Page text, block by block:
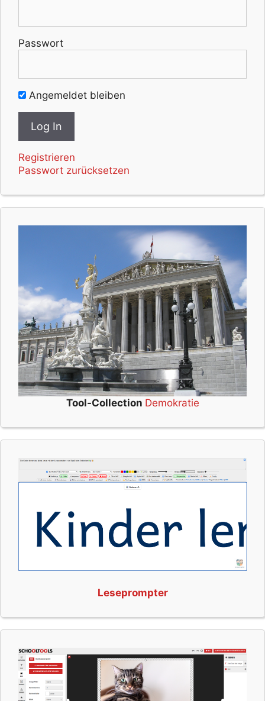
Passwort
Angemeldet bleiben
Registrieren
Passwort zurücksetzen
Tool-Collection Demokratie
Leseprompter